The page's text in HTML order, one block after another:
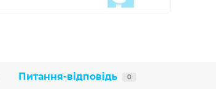
Питання-відповідь 0